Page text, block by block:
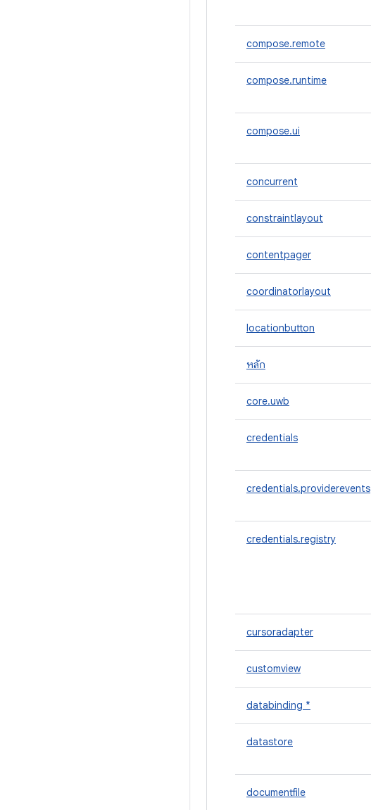
compose.remote
compose.runtime
compose.ui
concurrent
constraintlayout
contentpager
coordinatorlayout
locationbutton
หลัก
core.uwb
credentials
credentials.providerevents
credentials.registry
cursoradapter
customview
databinding *
datastore
documentfile